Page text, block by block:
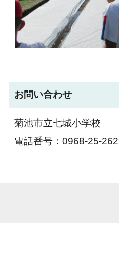
お問い合わせ
菊池市立七城小学校
電話番号：0968-25-